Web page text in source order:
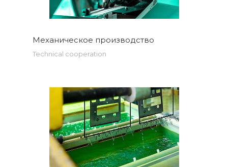
Механическое производство
Technical cooperation